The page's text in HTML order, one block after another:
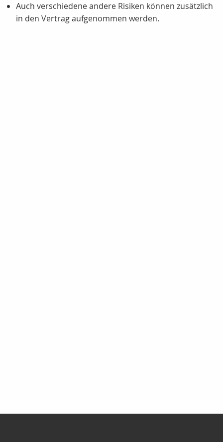
Auch verschiedene andere Risiken können zusätzlich
in den Vertrag aufgenommen werden.